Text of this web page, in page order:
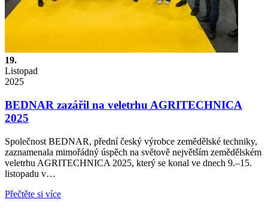
19.
Listopad
2025
BEDNAR zazářil na veletrhu AGRITECHNICA
2025
Společnost BEDNAR, přední český výrobce zemědělské techniky,
zaznamenala mimořádný úspěch na světově největším zemědělském
veletrhu AGRITECHNICA 2025, který se konal ve dnech 9.–15.
listopadu v…
Přečtěte si více